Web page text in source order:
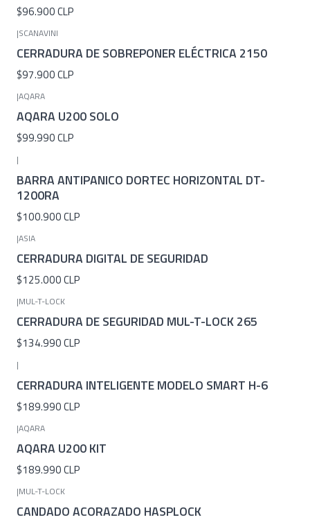
$96.900 CLP
|SCANAVINI
CERRADURA DE SOBREPONER ELÉCTRICA 2150
$97.900 CLP
|AQARA
AQARA U200 SOLO
$99.990 CLP
|
BARRA ANTIPANICO DORTEC HORIZONTAL DT-
1200RA
$100.900 CLP
|ASIA
CERRADURA DIGITAL DE SEGURIDAD
$125.000 CLP
|MUL-T-LOCK
CERRADURA DE SEGURIDAD MUL-T-LOCK 265
$134.990 CLP
|
CERRADURA INTELIGENTE MODELO SMART H-6
$189.990 CLP
|AQARA
AQARA U200 KIT
$189.990 CLP
|MUL-T-LOCK
CANDADO ACORAZADO HASPLOCK